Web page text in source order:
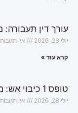
עורך דין
יולי 28, 2026 אין תגובות
קרא עוד »
טופס 1 כיבוי אש: מה עלול לעכב את האישור?
יולי 28, 2026 אין תגובות